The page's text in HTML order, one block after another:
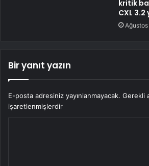
kritik
CXL 3.2
Bir yanıt yazın
E-posta adresiniz yayınlanmayacak. Gerekli
işaretlenmişlerdir